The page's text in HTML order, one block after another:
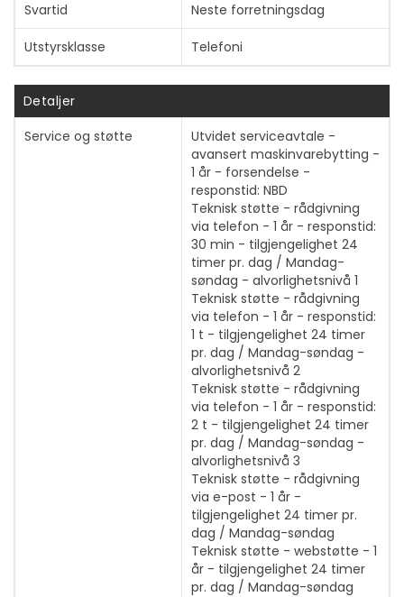
Vis mer
Svartid Neste forretningsdag
Utstyrsklasse Telefoni
Detaljer
Service og støtte
Utvidet serviceavtale -
avansert maskinvarebytting -
1 år - forsendelse -
responstid: NBD
Teknisk støtte - rådgivning
via telefon - 1 år - responstid:
30 min - tilgjengelighet 24
timer pr. dag / Mandag-
søndag - alvorlighetsnivå 1
Teknisk støtte - rådgivning
via telefon - 1 år - responstid:
1 t - tilgjengelighet 24 timer
pr. dag / Mandag-søndag -
alvorlighetsnivå 2
Teknisk støtte - rådgivning
via telefon - 1 år - responstid:
2 t - tilgjengelighet 24 timer
pr. dag / Mandag-søndag -
alvorlighetsnivå 3
Teknisk støtte - rådgivning
via e-post - 1 år -
tilgjengelighet 24 timer pr.
dag / Mandag-søndag
Teknisk støtte - webstøtte - 1
år - tilgjengelighet 24 timer
pr. dag / Mandag-søndag